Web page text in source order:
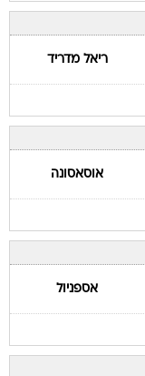
ריאל מדריד
אוסאסונה
אספניול